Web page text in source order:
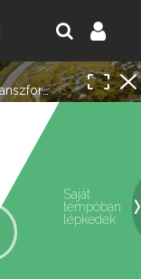
Függvények ábrázolása, függvénytranszformációk
Saját
tempóban
lépkedek